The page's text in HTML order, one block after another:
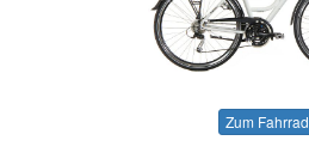
Zum Fahrrad